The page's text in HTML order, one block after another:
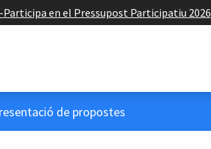
Participa en el Pressupost Participatiu 2026
de propostes